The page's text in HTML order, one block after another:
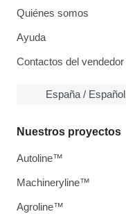
Quiénes somos
Ayuda
Contactos del vendedor
España / Español
Nuestros proyectos
Autoline™
Machineryline™
Agroline™